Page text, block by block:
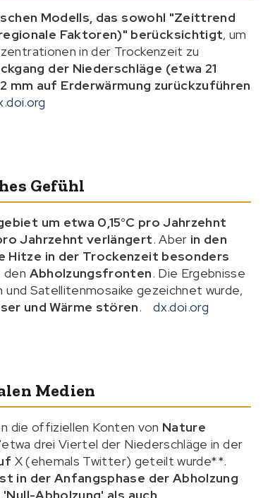
Modells, das sowohl "Zeittrend
Faktoren)" berücksichtigt, um
in der Trockenzeit zu
der Niederschläge (etwa 21
mm auf Erderwärmung zurückzuführen
Gefühl
um etwa 0,15°C pro Jahrzehnt
Jahrzehnt verlängert. Aber in den
Hitze in der Trockenzeit besonders
den Abholzungsfronten. Die Ergebnisse
Satellitenmosaike gezeichnet wurde,
und Wärme stören. dx.doi.org
Medien
die offiziellen Konten von Nature
drei Viertel der Niederschläge in der
X (ehemals Twitter) geteilt wurde**.
in der Anfangsphase der Abholzung